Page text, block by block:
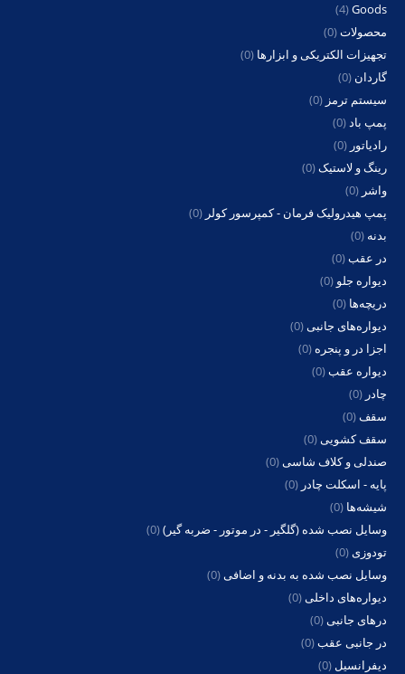
Goods
(4)
محصولات(0)
تجهیزات الکتریکی و ابزارها (0)
گاردان (0)
سیستم ترمز (0)
پمپ باد(0)
رادیاتور (0)
رینگ و لاستیک(0)
واشر (0)
پمپ هیدرولیک فرمان - کمپرسور کولر (0)
بدنه (0)
در عقب(0)
دیواره جلو (0)
دریچه‌ها (0)
دیواره‌های جانبی(0)
اجزا در و پنجره (0)
دیواره عقب(0)
چادر (0)
سقف(0)
سقف کشویی(0)
صندلی و کلاف شاسی(0)
پایه - اسکلت چادر (0)
شیشه‌ها (0)
وسایل نصب شده (گلگیر - در موتور - ضربه گیر)(0)
تودوزی(0)
وسایل نصب شده به بدنه و اضافی(0)
دیواره‌های داخلی(0)
درهای جانبی(0)
در جانبی عقب(0)
دیفرانسیل (0)